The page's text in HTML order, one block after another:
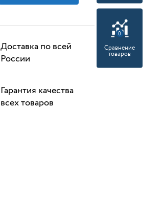
Доставка по всей
России
Гарантия качества
всех товаров
0
Сравнение
товаров